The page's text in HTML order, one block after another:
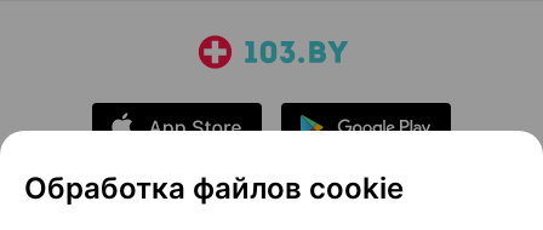
Обработка файлов cookie